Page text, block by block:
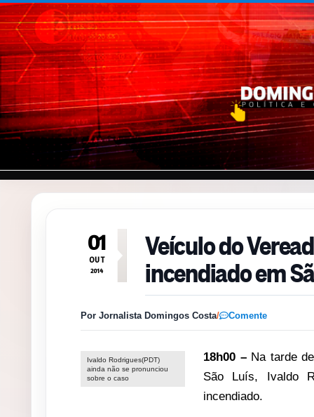
Pular para o conteúdo
01
OUT
2014
Veículo do
incendiado em
Por Jornalista Domingos Costa/ Comente
Ivaldo Rodrigues(PDT)
ainda não se pronunciou
sobre o caso
18h00 –Na tarde
São Luís, Ivaldo
incendiado.